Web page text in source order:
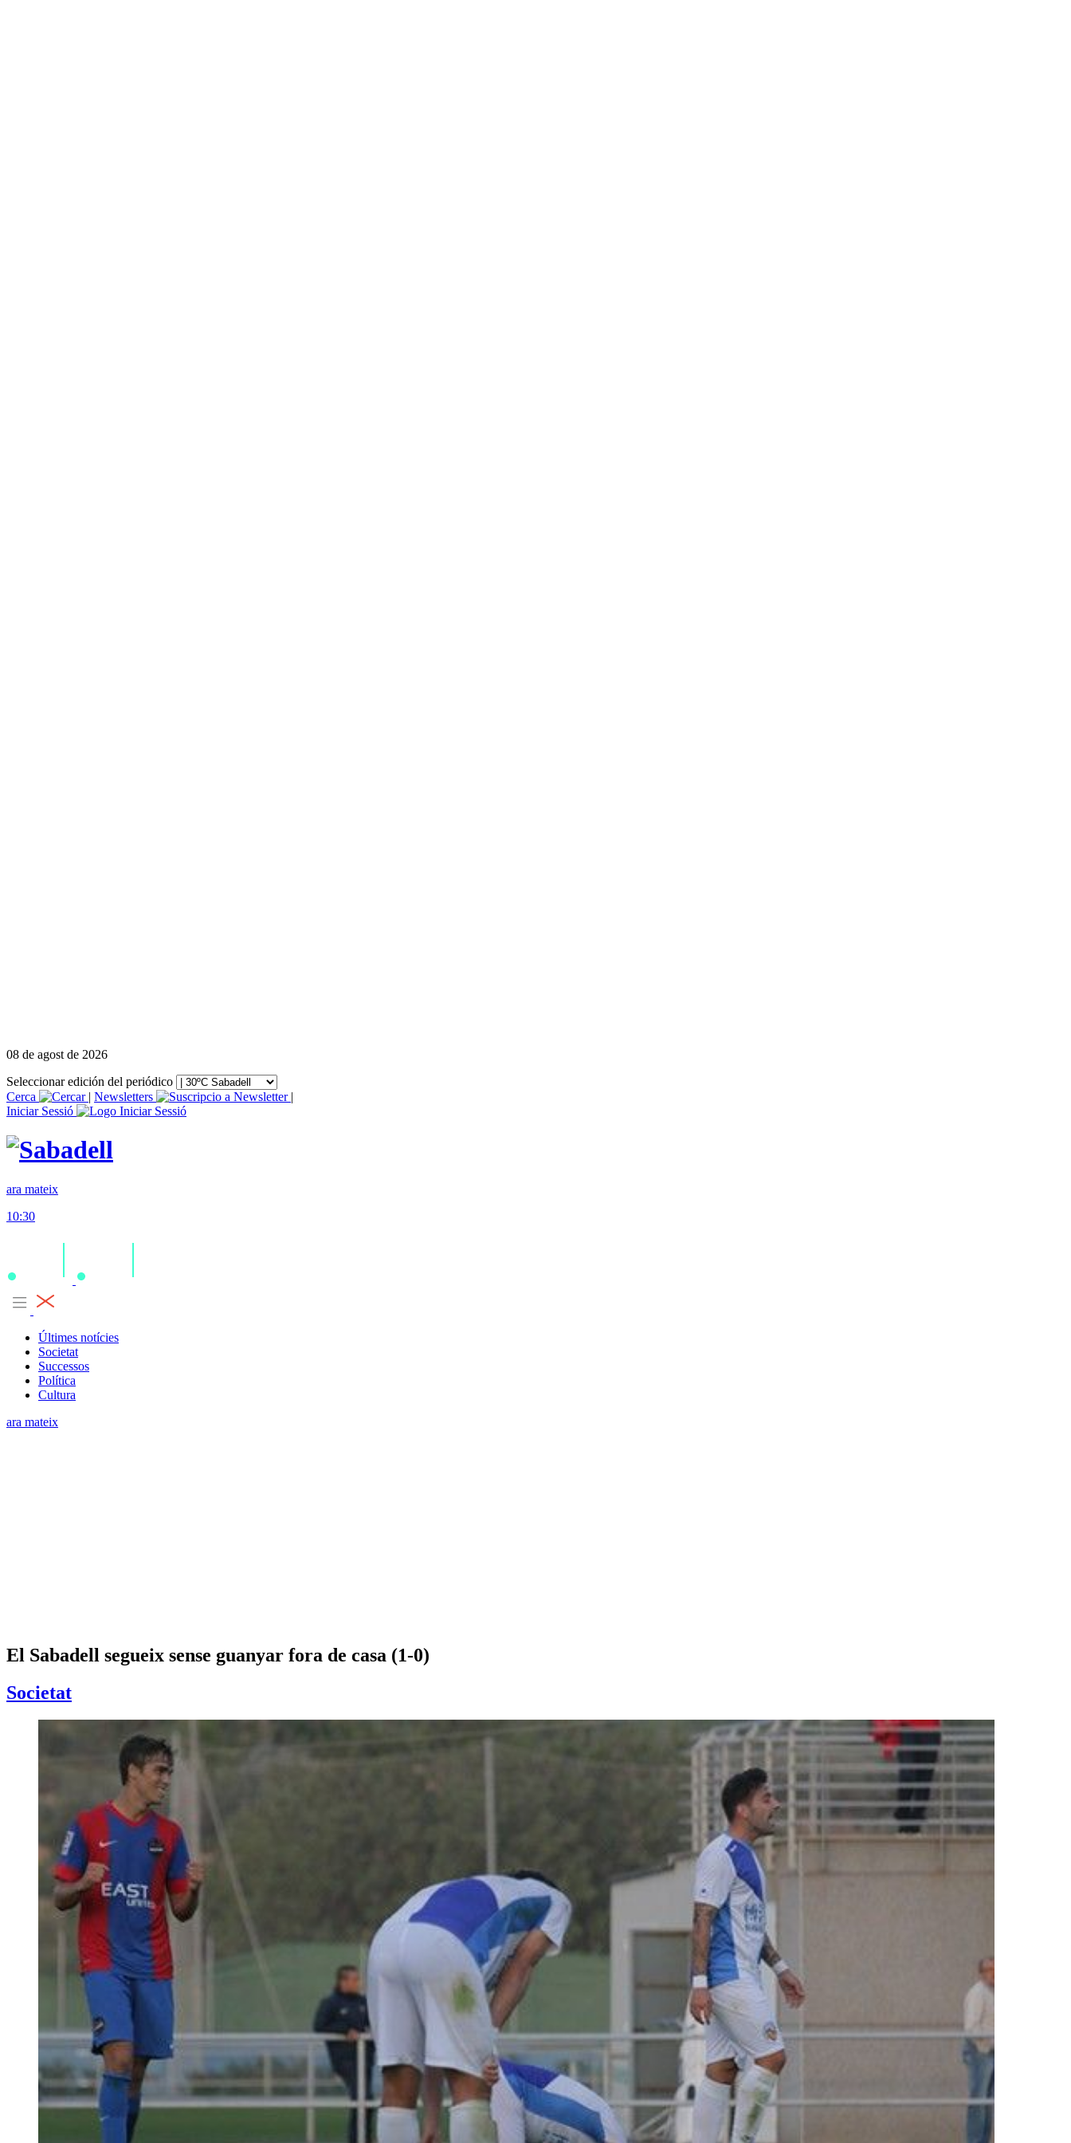
08 de agost de 2026
Seleccionar edición del periódico
Cerca
| Newsletters
|
Iniciar Sessió
ara mateix
10:30
Últimes notícies
Societat
Successos
Política
Cultura
ara mateix
El Sabadell segueix sense guanyar fora de casa (1-0)
Societat